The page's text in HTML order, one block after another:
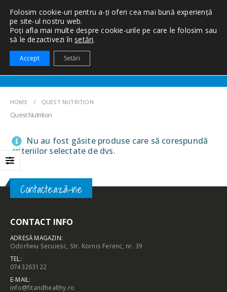
HOME QUEST NUTRITION
Quest Nutrition
Nu au fost găsite produse care să corespundă
criteriilor selectate de dvs.
Contactează-ne
CONTACT INFO
ADRESĂ MAGAZIN:
Odorheiu Secuiesc, Str. Kornis Ferenc, nr. 39
TEL:
0743263122
E-MAIL:
info@fitandhealthy.ro
Folosim cookie-uri pentru a-ți oferi cea mai bună experiență
pe site-ul nostru web.
Poți afla mai multe despre cookie-urile pe care le folosim sau
să le dezactivezi în setări.
Accept Setări